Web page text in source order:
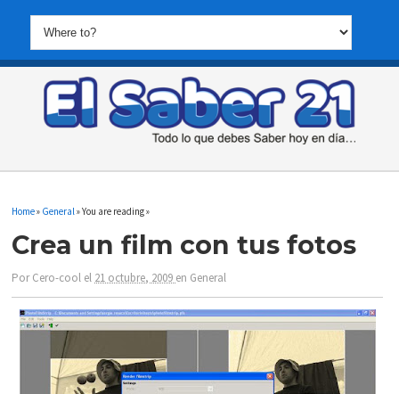
Home» General » You are reading »
Crea un film con tus fotos
PorCero-cool el 21 octubre, 2009 en General